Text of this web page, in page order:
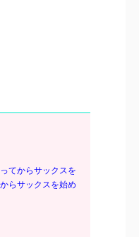
てからサックスを
らサックスを始め